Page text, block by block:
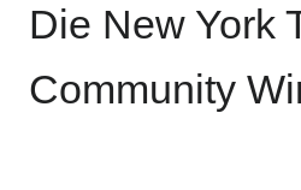
Die New York
Community